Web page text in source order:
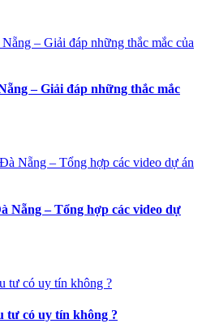
– Giải đáp những thắc mắc
Nẵng – Tổng hợp các video dự
tư có uy tín không ?